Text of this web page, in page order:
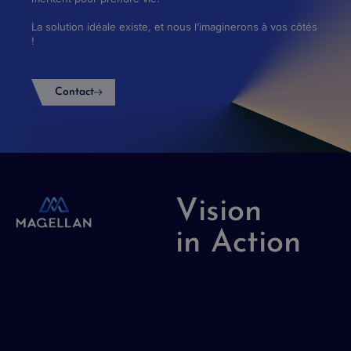
La solution idéale existe, et nous l’imaginerons à vos côtés
!
Contact
Vision
in Action